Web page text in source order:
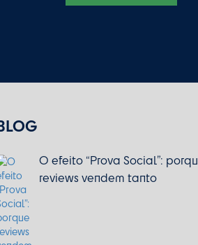
O efeito “Prova Social”:
reviews vendem tanto